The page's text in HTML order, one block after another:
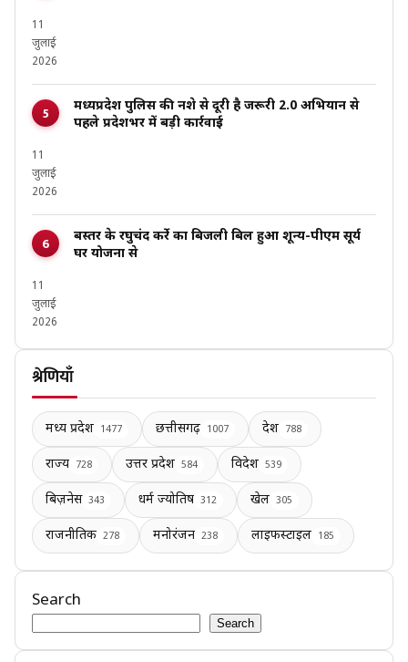
11
जुलाई
2026
मध्यप्रदेश पुलिस की नशे से दूरी है जरूरी 2.0 अभियान से
पहले प्रदेशभर में बड़ी कार्रवाई
11
जुलाई
2026
बस्तर के रघुचंद कर्रे का बिजली बिल हुआ शून्य-पीएम सूर्य
घर योजना से
11
जुलाई
2026
श्रेणियाँ
मध्य प्रदेश 1477 छत्तीसगढ़ 1007 देश 788
राज्य 728 उत्तर प्रदेश 584 विदेश 539
बिज़नेस 343 धर्म ज्योतिष 312 खेल 305
राजनीतिक 278 मनोरंजन 238 लाइफस्टाइल 185
Search
Search